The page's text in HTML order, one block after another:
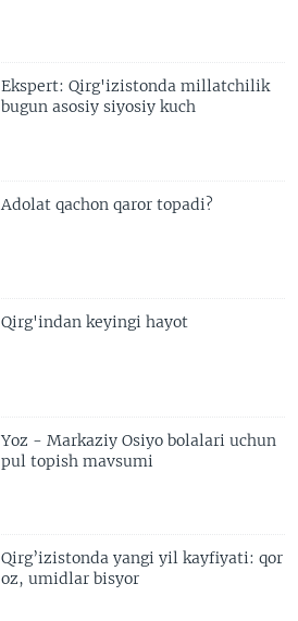
Ekspert: Qirg'izistonda millatchilik
bugun asosiy siyosiy kuch
Adolat qachon qaror topadi?
Qirg'indan keyingi hayot
Yoz - Markaziy Osiyo bolalari uchun
pul topish mavsumi
Qirg’izistonda yangi yil kayfiyati: qor
oz, umidlar bisyor